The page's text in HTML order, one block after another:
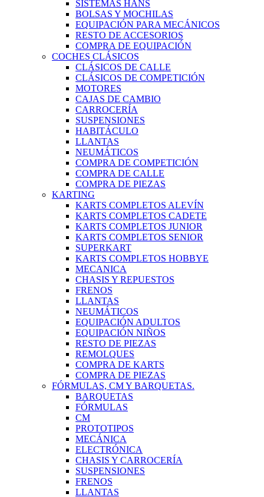
SISTEMAS HANS
BOLSAS Y MOCHILAS
EQUIPACIÓN PARA MECÁNICOS
RESTO DE ACCESORIOS
COMPRA DE EQUIPACIÓN
COCHES CLÁSICOS
CLÁSICOS DE CALLE
CLÁSICOS DE COMPETICIÓN
MOTORES
CAJAS DE CAMBIO
CARROCERÍA
SUSPENSIONES
HABITÁCULO
LLANTAS
NEUMÁTICOS
COMPRA DE COMPETICIÓN
COMPRA DE CALLE
COMPRA DE PIEZAS
KARTING
KARTS COMPLETOS ALEVÍN
KARTS COMPLETOS CADETE
KARTS COMPLETOS JUNIOR
KARTS COMPLETOS SENIOR
SUPERKART
KARTS COMPLETOS HOBBYE
MECANICA
CHASIS Y REPUESTOS
FRENOS
LLANTAS
NEUMÁTICOS
EQUIPACIÓN ADULTOS
EQUIPACIÓN NIÑOS
RESTO DE PIEZAS
REMOLQUES
COMPRA DE KARTS
COMPRA DE PIEZAS
FÓRMULAS, CM Y BARQUETAS.
BARQUETAS
FÓRMULAS
CM
PROTOTIPOS
MECÁNICA
ELECTRÓNICA
CHASIS Y CARROCERÍA
SUSPENSIONES
FRENOS
LLANTAS